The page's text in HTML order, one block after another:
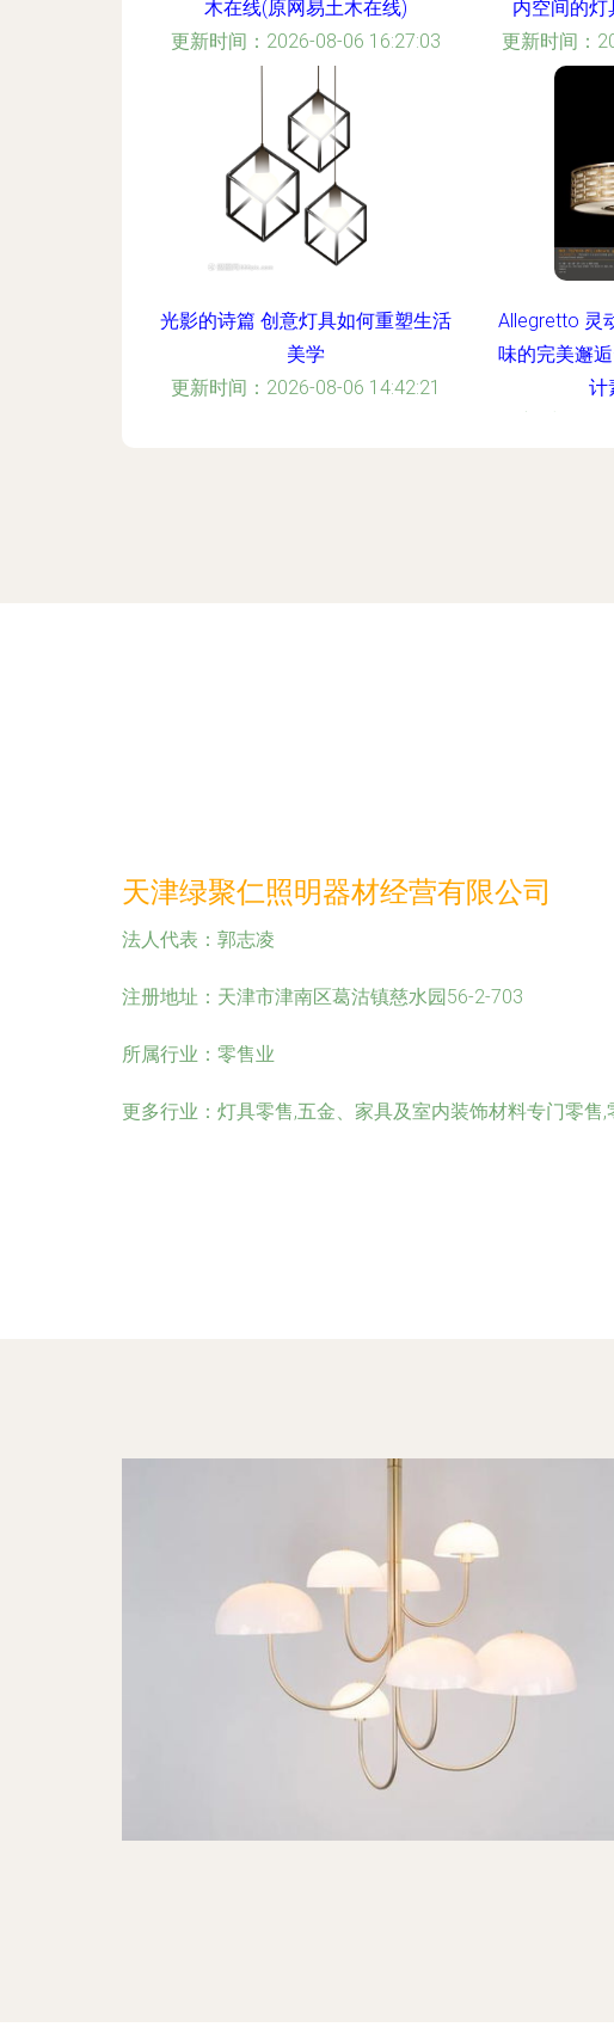
木在线(原网易土木在线)
更新时间：2026-08-06 16:27:03
内空间的
更新时间：
光影的诗篇 创意灯具如何重塑生活
美学
更新时间：2026-08-06 14:42:21
Allegretto 灵
味的完美邂
计
天津绿聚仁照明器材经营有限公司
法人代表： 郭志凌
注册地址： 天津市津南区葛沽镇慈水园56-2-703
所属行业： 零售业
更多行业： 灯具零售,五金、家具及室内装饰材料专门零售,